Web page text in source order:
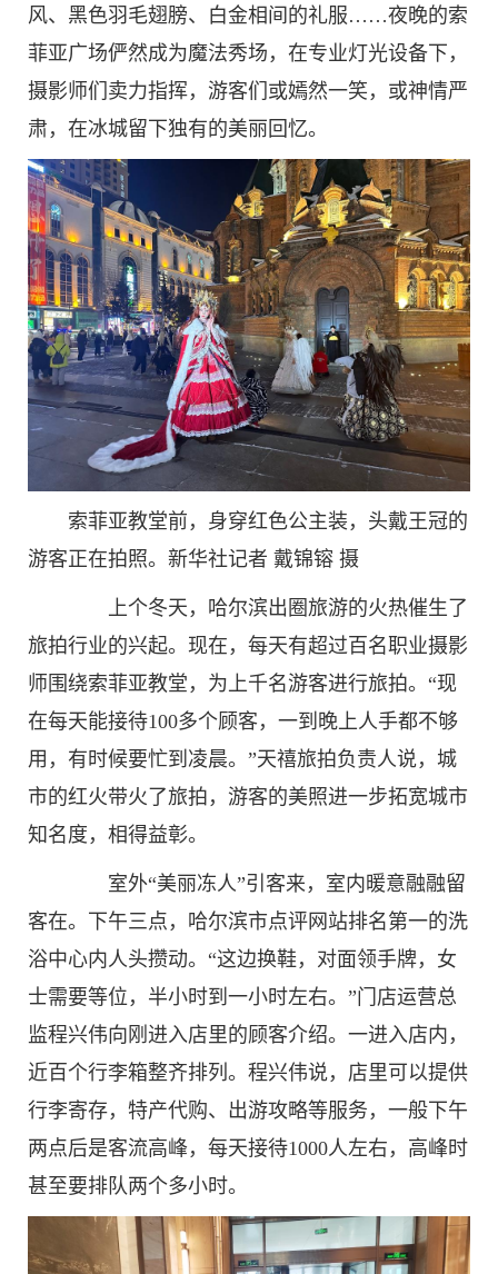
风、黑色羽毛翅膀、白金相间的礼服……夜晚的索
菲亚广场俨然成为魔法秀场，在专业灯光设备下，
摄影师们卖力指挥，游客们或嫣然一笑，或神情严
肃，在冰城留下独有的美丽回忆。
索菲亚教堂前，身穿红色公主装，头戴王冠的
游客正在拍照。新华社记者 戴锦镕 摄
上个冬天，哈尔滨出圈旅游的火热催生了
旅拍行业的兴起。现在，每天有超过百名职业摄影
师围绕索菲亚教堂，为上千名游客进行旅拍。“现
在每天能接待100多个顾客，一到晚上人手都不够
用，有时候要忙到凌晨。”天禧旅拍负责人说，城
市的红火带火了旅拍，游客的美照进一步拓宽城市
知名度，相得益彰。
室外“美丽冻人”引客来，室内暖意融融留
客在。下午三点，哈尔滨市点评网站排名第一的洗
浴中心内人头攒动。“这边换鞋，对面领手牌，女
士需要等位，半小时到一小时左右。”门店运营总
监程兴伟向刚进入店里的顾客介绍。一进入店内，
近百个行李箱整齐排列。程兴伟说，店里可以提供
行李寄存，特产代购、出游攻略等服务，一般下午
两点后是客流高峰，每天接待1000人左右，高峰时
甚至要排队两个多小时。